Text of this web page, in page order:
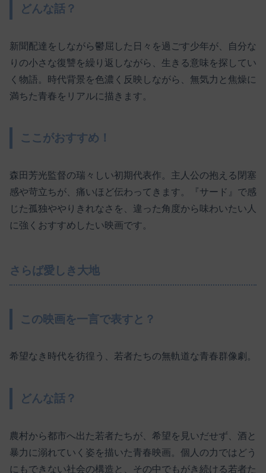
どんな話？
新聞配達をしながら鬱屈した日々を過ごす少年が、自分な
りの小さな復讐を繰り返しながら、生きる意味を探してい
く物語。時代背景を色濃く反映しながら、無気力と焦燥に
満ちた青春をリアルに描きます。
ここがおすすめ！
森田芳光監督の瑞々しい初期代表作。主人公の抱える閉塞
感や苛立ちが、痛いほど伝わってきます。『サード』で感
じた孤独ややりきれなさを、違った角度から味わいたい人
に強くおすすめしたい映画です。
さらば愛しき大地
この映画を一言で表すと？
希望なき時代を彷徨う、若者たちの無軌道な青春群像劇。
どんな話？
農村から都市へ出た若者たちが、希望を見いだせず、酒と
暴力に溺れていく姿を描いた青春映画。個人の力ではどう
にもできない社会の構造と、その中でもがき続ける若者た